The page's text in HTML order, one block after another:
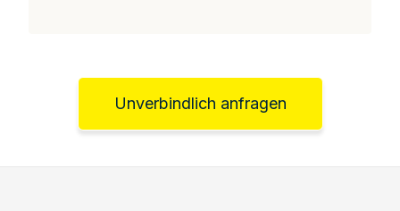
Unverbindlich anfragen